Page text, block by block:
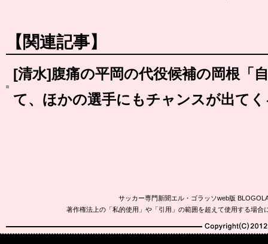
【関連記事】
[清水]腹痛の平岡の代役候補の岡根「
て、ほかの選手にもチャンスが出て
サッカー専門新聞エル・ゴラッソweb版
著作権法上の「私的使用」や「引用」の範囲を超えて使用する場
Copyright(C)2010-